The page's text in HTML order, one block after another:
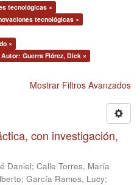
tecnológicas ×
tecnológicas ×
×
Autor: Guerra Flórez, Dick ×
Mostrar Filtros Avanzados
con investigación,
Daniel; Calle Torres, María
; García Ramos, Lucy;